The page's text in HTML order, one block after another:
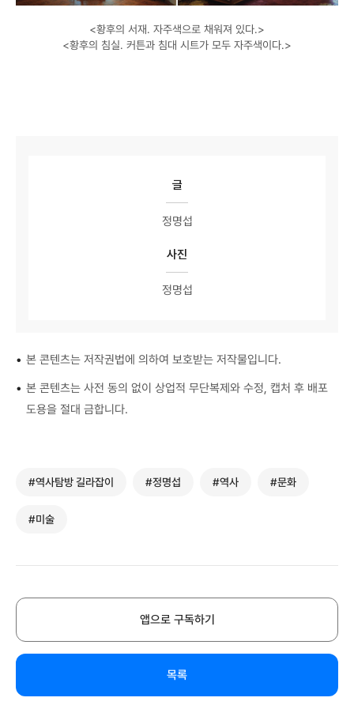
<황후의 서재. 자주색으로 채워져 있다.>
<황후의 침실. 커튼과 침대 시트가 모두 자주색이다.>
글
정명섭
사진
정명섭
• 본 콘텐츠는 저작권법에 의하여 보호받는 저작물입니다.
• 본 콘텐츠는 사전 동의 없이 상업적 무단복제와 수정, 캡처 후 배포
도용을 절대 금합니다.
#역사탐방 길라잡이 #정명섭 #역사 #문화
#미술
앱으로 구독하기
목록